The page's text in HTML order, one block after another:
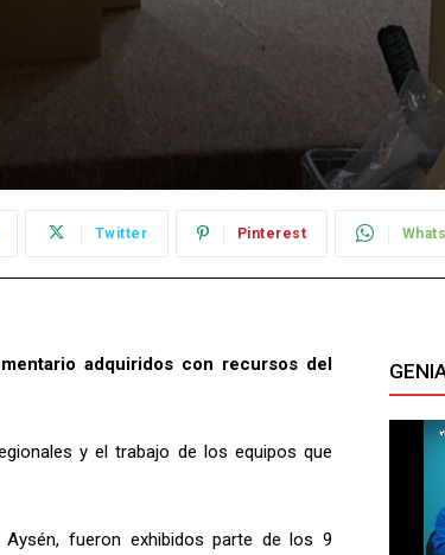
Twitter Pinterest
adquiridos con recursos del
y el trabajo de los equipos que
fueron exhibidos parte de los 9